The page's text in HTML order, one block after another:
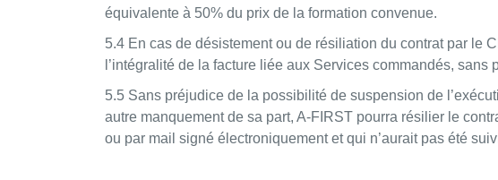
équivalente à 50% du prix de la formation convenue.
5.4 En cas de désistement ou de résiliation du contrat par le
l’intégralité de la facture liée aux Services commandés,
5.5 Sans préjudice de la possibilité de suspension de
autre manquement de sa part, A-FIRST pourra résilier le
ou par mail signé électroniquement et qui n’aurait pas été